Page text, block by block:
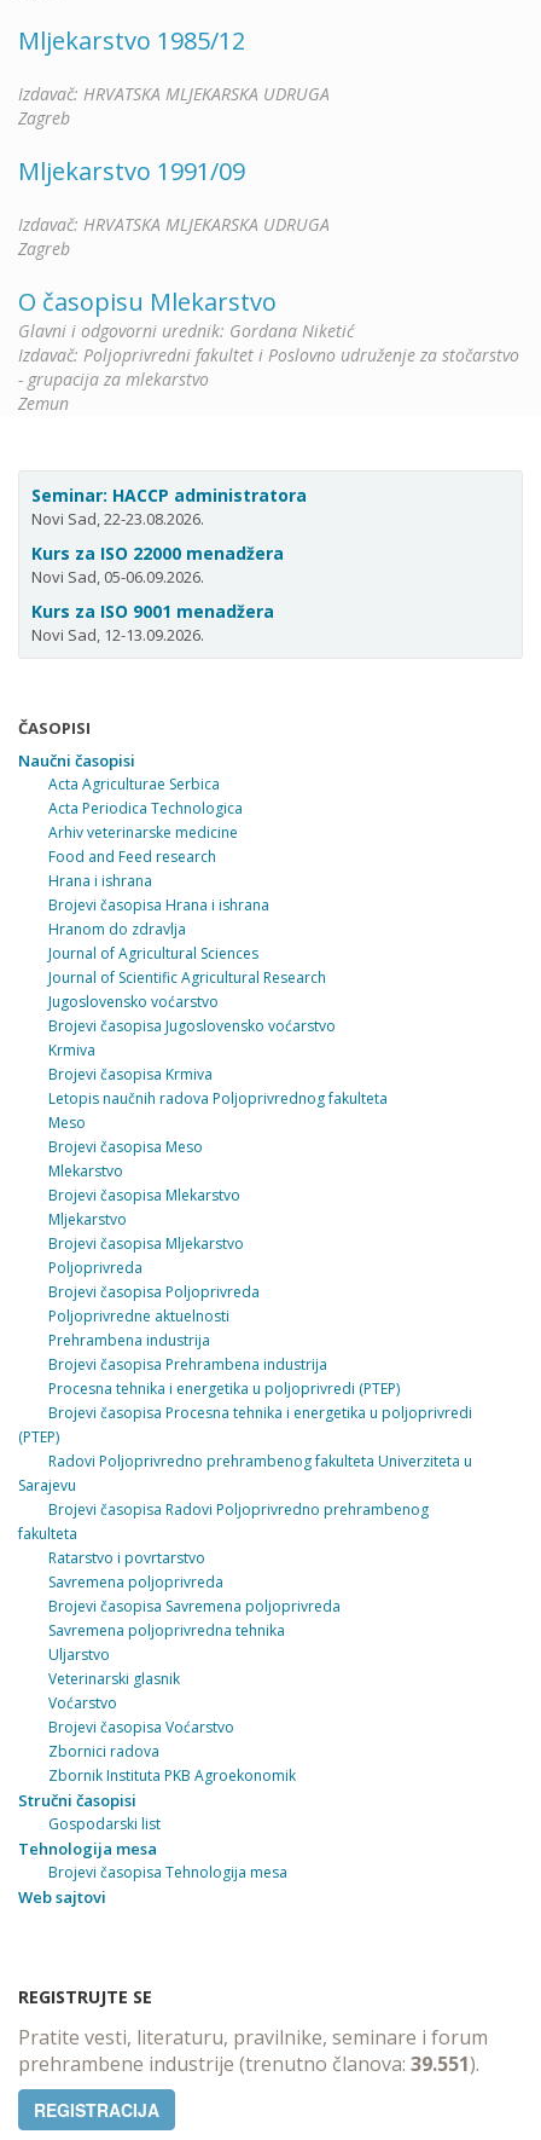
Mljekarstvo 1985/12
Izdavač: HRVATSKA MLJEKARSKA UDRUGA
Zagreb
Mljekarstvo 1991/09
Izdavač: HRVATSKA MLJEKARSKA UDRUGA
Zagreb
O časopisu Mlekarstvo
Glavni i odgovorni urednik: Gordana Niketić
Izdavač: Poljoprivredni fakultet i Poslovno udruženje za stočarstvo
- grupacija za mlekarstvo
Zemun
Seminar: HACCP administratora
Novi Sad, 22-23.08.2026.
Kurs za ISO 22000 menadžera
Novi Sad, 05-06.09.2026.
Kurs za ISO 9001 menadžera
Novi Sad, 12-13.09.2026.
ČASOPISI
Naučni časopisi
Acta Agriculturae Serbica
Acta Periodica Technologica
Arhiv veterinarske medicine
Food and Feed research
Hrana i ishrana
Brojevi časopisa Hrana i ishrana
Hranom do zdravlja
Journal of Agricultural Sciences
Journal of Scientific Agricultural Research
Jugoslovensko voćarstvo
Brojevi časopisa Jugoslovensko voćarstvo
Krmiva
Brojevi časopisa Krmiva
Letopis naučnih radova Poljoprivrednog fakulteta
Meso
Brojevi časopisa Meso
Mlekarstvo
Brojevi časopisa Mlekarstvo
Mljekarstvo
Brojevi časopisa Mljekarstvo
Poljoprivreda
Brojevi časopisa Poljoprivreda
Poljoprivredne aktuelnosti
Prehrambena industrija
Brojevi časopisa Prehrambena industrija
Procesna tehnika i energetika u poljoprivredi (PTEP)
Brojevi časopisa Procesna tehnika i energetika u poljoprivredi
(PTEP)
Radovi Poljoprivredno prehrambenog fakulteta Univerziteta u
Sarajevu
Brojevi časopisa Radovi Poljoprivredno prehrambenog
fakulteta
Ratarstvo i povrtarstvo
Savremena poljoprivreda
Brojevi časopisa Savremena poljoprivreda
Savremena poljoprivredna tehnika
Uljarstvo
Veterinarski glasnik
Voćarstvo
Brojevi časopisa Voćarstvo
Zbornici radova
Zbornik Instituta PKB Agroekonomik
Stručni časopisi
Gospodarski list
Tehnologija mesa
Brojevi časopisa Tehnologija mesa
Web sajtovi
REGISTRUJTE SE
Pratite vesti, literaturu, pravilnike, seminare i forum
prehrambene industrije (trenutno članova: 39.551).
REGISTRACIJA